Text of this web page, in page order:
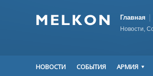
Главная
Новости,
НОВОСТИ СОБЫТИЯ АРМИЯ